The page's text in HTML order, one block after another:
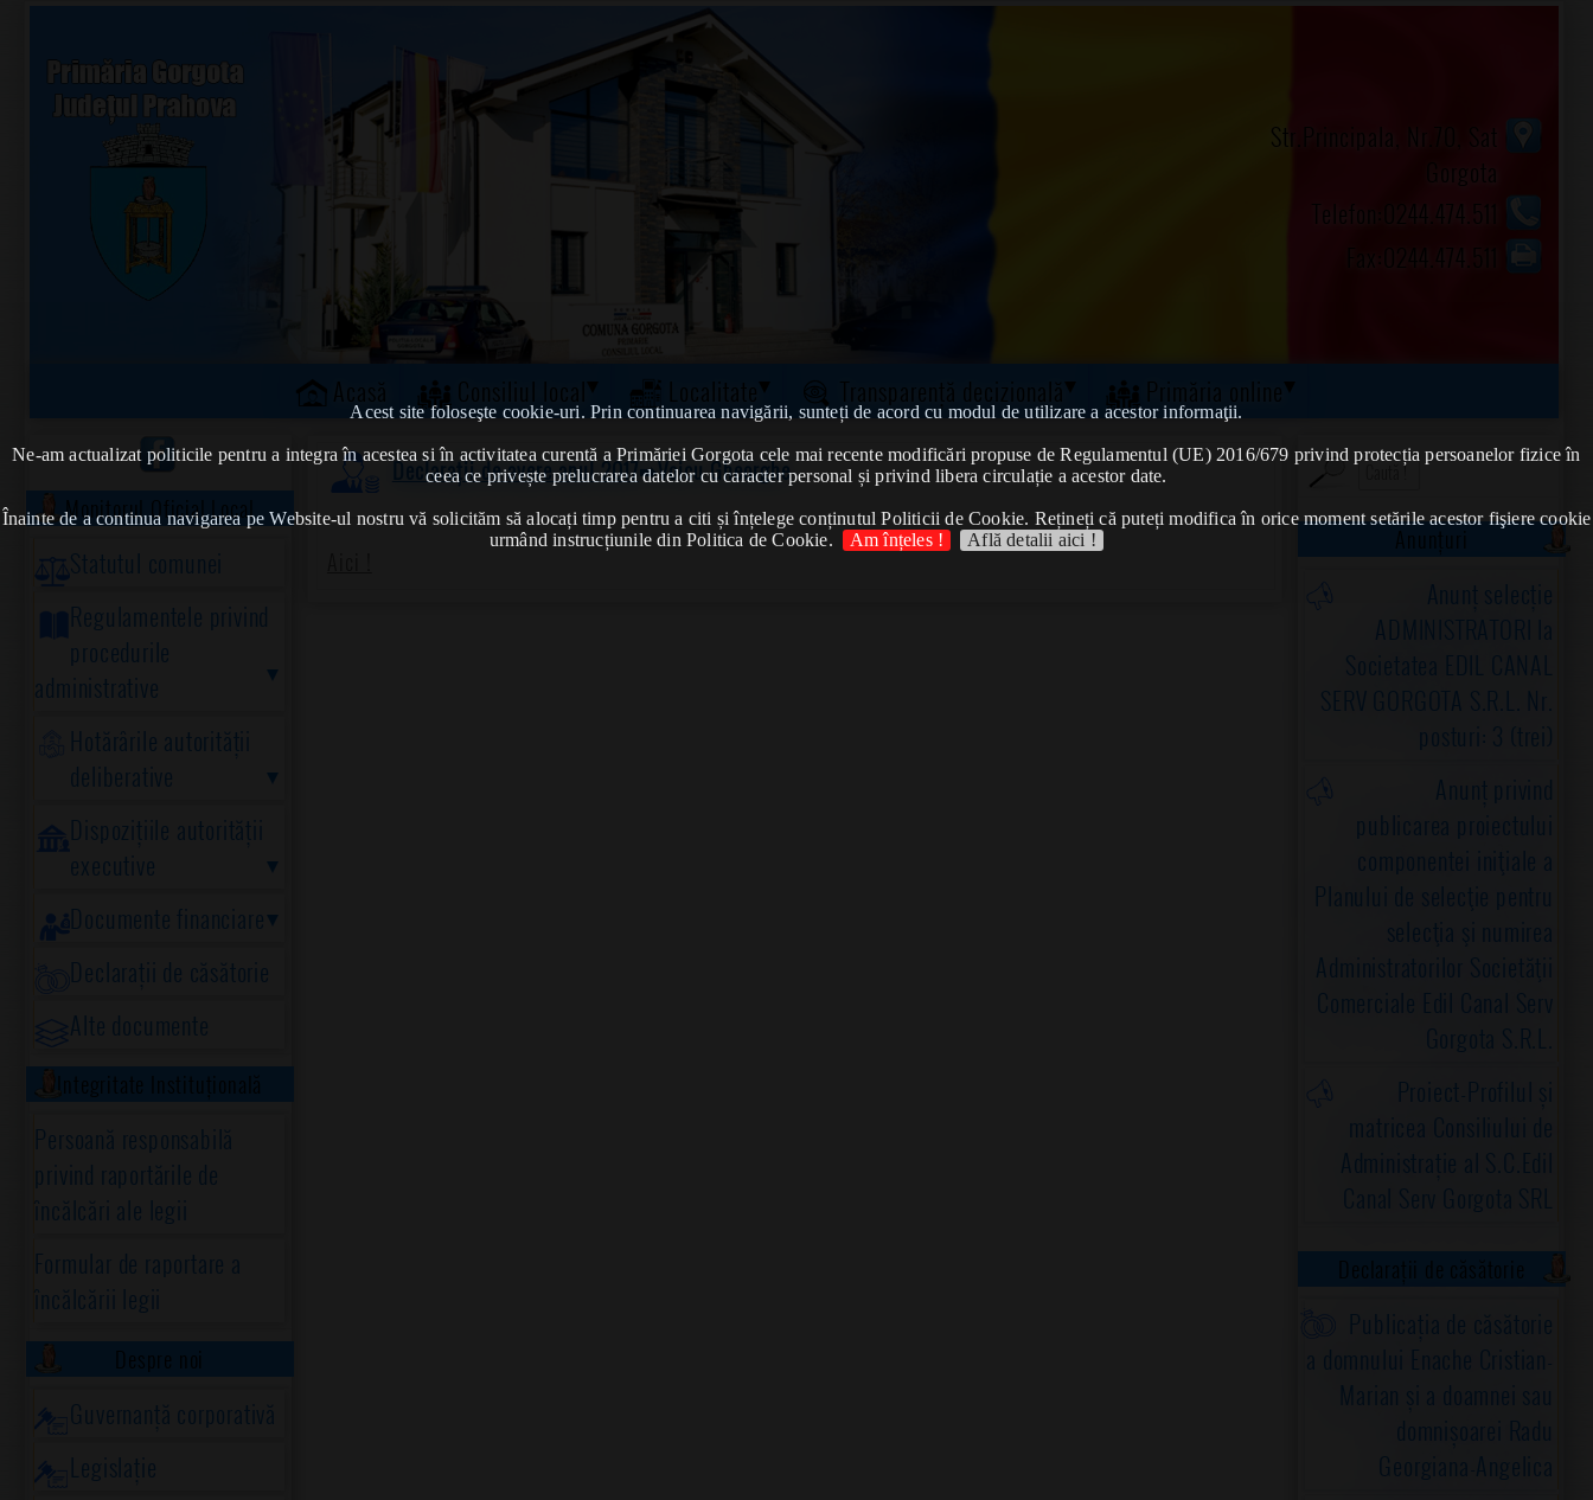
Acest site foloseşte cookie-uri. Prin continuarea navigării, sunteți de acord cu modul de utilizare a acestor informaţii.
Ne-am actualizat politicile pentru a integra în acestea si în activitatea curentă a Primăriei Gorgota cele mai recente modificări propuse de Regulamentul (UE) 2016/679 privind protecția persoanelor fizice în
ceea ce privește prelucrarea datelor cu caracter personal și privind libera circulație a acestor date.
Înainte de a continua navigarea pe Website-ul nostru vă solicităm să alocați timp pentru a citi și înțelege conținutul Politicii de Cookie. Rețineți că puteți modifica în orice moment setările acestor fişiere cookie
urmând instrucțiunile din Politica de Cookie.
Am înțeles ! Află detalii aici !
Acasă Consiliul local Localitate Transparență decizională Primăria online
Str.Principala, Nr.70, Sat
Gorgota
Telefon:0244.474.511
Monitorul Oficial Local
Statutul comunei
Regulamentele privind
procedurile
administrative
Hotărârile autorității
deliberative
Dispozițiile autorității
executive
Documente financiare
Declarații de căsătorie
Alte documente
Integritate Instituțională
Persoană responsabilă
privind raportările de
încălcări ale legii
Formular de raportare a
încălcării legii
Despre noi
Guvernanță corporativă
Legislație
Declarații de avere anul 2017➠Voicu Gheorghe
Anunțuri
Anunț selecție
ADMINISTRATORI la
Societatea EDIL CANAL
SERV GORGOTA S.R.L. Nr.
posturi: 3 (trei)
Anunț privind
publicarea proiectului
componentei iniţiale a
Planului de selecţie pentru
selecţia şi numirea
Administratorilor Societăţii
Comerciale Edil Canal Serv
Gorgota S.R.L.
Proiect-Profilul și
matricea Consiliului de
Administrație al S.C.Edil
Canal Serv Gorgota SRL
Declarații de căsătorie
Publicația de căsătorie
a domnului Enache Cristian-
Marian și a doamnei sau
domnișoarei Radu
Georgiana-Angelica